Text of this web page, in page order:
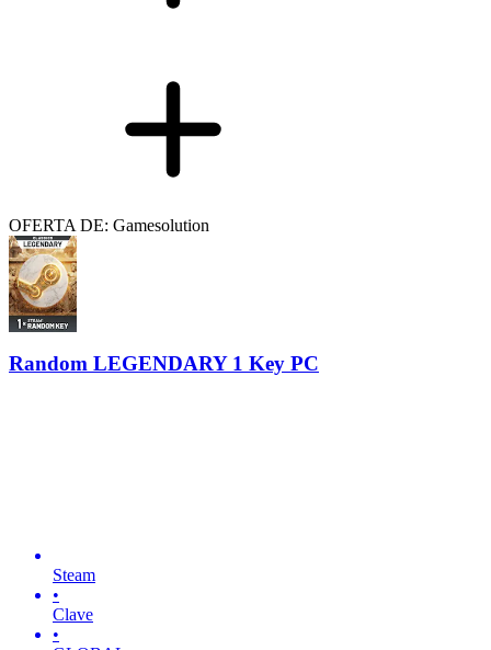
OFERTA DE: Gamesolution
Random LEGENDARY 1 Key PC
Steam
•
Clave
•